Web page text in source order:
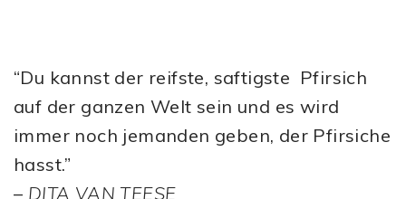
“Du kannst der reifste, saftigste Pfirsich
auf der ganzen Welt sein und es wird
immer noch jemanden geben, der Pfirsiche
hasst.”
– DITA VAN TEESE